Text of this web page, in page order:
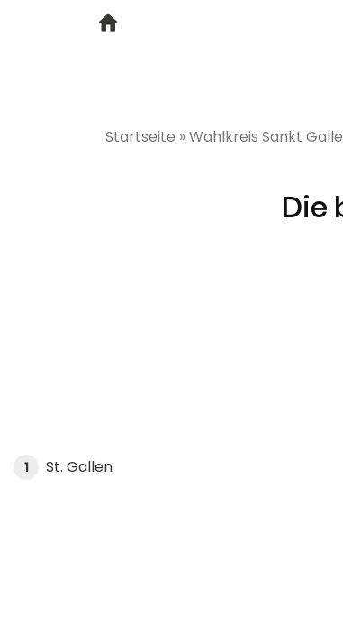
Startseite »Wahlkreis Sankt
Die
1 St. Gallen